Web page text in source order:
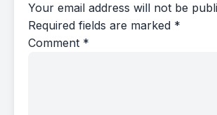
Your email address will not be
Required fields are marked *
Comment *